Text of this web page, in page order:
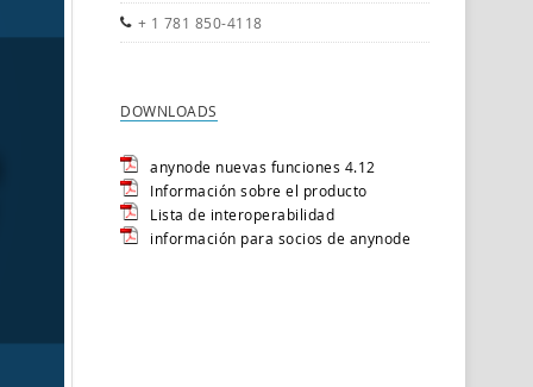
+ 1 781 850-4118
DOWNLOADS
anynode nuevas funciones 4.12
Información sobre el producto
Lista de interoperabilidad
información para socios de anynode